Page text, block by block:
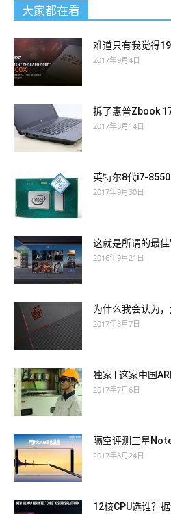
大家都在看
难道只有我觉得
2017年9月4日
拆了惠普Zbook
2017年8月14日
英特尔8代i7-
2017年9月30日
这就是所谓的最
2016年9月21日
为什么我会认为
2017年8月7日
独家 | 这家中国
2017年7月6日
隔空评测三星
2017年8月24日
12核CPU选谁？